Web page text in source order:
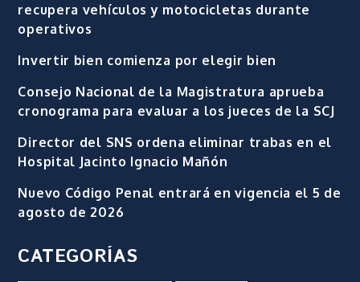
recupera vehículos y motocicletas durante
operativos
Invertir bien comienza por elegir bien
Consejo Nacional de la Magistratura aprueba
cronograma para evaluar a los jueces de la SCJ
Director del SNS ordena eliminar trabas en el
Hospital Jacinto Ignacio Mañón
Nuevo Código Penal entrará en vigencia el 5 de
agosto de 2026
CATEGORÍAS